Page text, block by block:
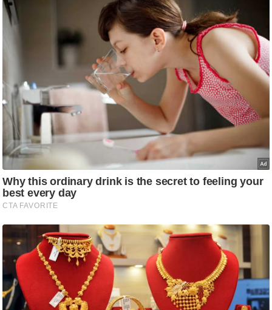
ए
म
.
आ
ई
.
चा
प
र
मी
क्षा
ध
र्म
ज्यो